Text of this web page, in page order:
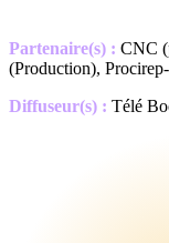
Partenaire(s) : CNC
(Production),
Diffuseur(s) : Télé